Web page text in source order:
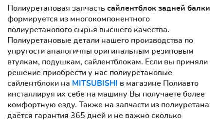
Полиуретановая запчасть сайлентблок задней балки
формируется из многокомпонентного
полиуретанового сырья высшего качества.
Полиуретановые детали нашего производства по
упругости аналогичны оригинальным резиновым
втулкам, подушкам, сайлентблокам. Если вы приняли
решение приобрести у нас полиуретановые
сайлентблоки на MITSUBISHI
в магазине Полиавто
инсталлируя их себе на машину Вы получаете более
комфортную езду. Также на запчасти из полиуретана
даётся гарантия 365 дней и не важно сколько